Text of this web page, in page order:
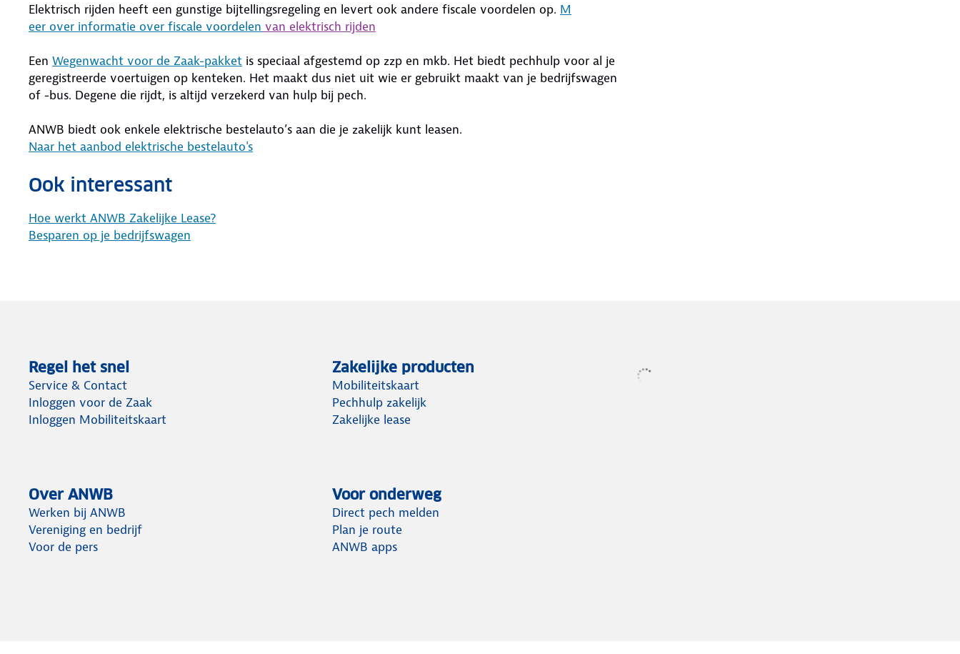
Elektrisch rijden heeft een gunstige bijtellingsregeling en levert ook andere fiscale voordelen op. M
eer over informatie over fiscale voordelen van elektrisch rijden
Een Wegenwacht voor de Zaak-pakket is speciaal afgestemd op zzp en mkb. Het biedt pechhulp voor al je
geregistreerde voertuigen op kenteken. Het maakt dus niet uit wie er gebruikt maakt van je bedrijfswagen
of -bus. Degene die rijdt, is altijd verzekerd van hulp bij pech.
ANWB biedt ook enkele elektrische bestelauto’s aan die je zakelijk kunt leasen.
Naar het aanbod elektrische bestelauto's
Ook interessant
Hoe werkt ANWB Zakelijke Lease?
Besparen op je bedrijfswagen
Regel het snel
Service & Contact
Inloggen voor de Zaak
Inloggen Mobiliteitskaart
Zakelijke producten
Mobiliteitskaart
Pechhulp zakelijk
Zakelijke lease
Over ANWB
Werken bij ANWB
Vereniging en bedrijf
Voor de pers
Voor onderweg
Direct pech melden
Plan je route
ANWB apps